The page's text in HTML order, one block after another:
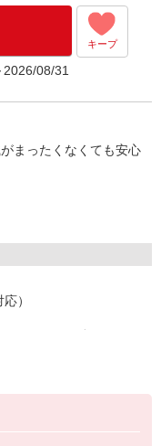
キープ
08/31
まったくなくても安心
活用したい」という方
から子育て中の主婦
まな世代のスタッフが
ず、誰もがチャレンジ
）
拶ができればOK。
クチャーします。
そんな方も大歓迎！